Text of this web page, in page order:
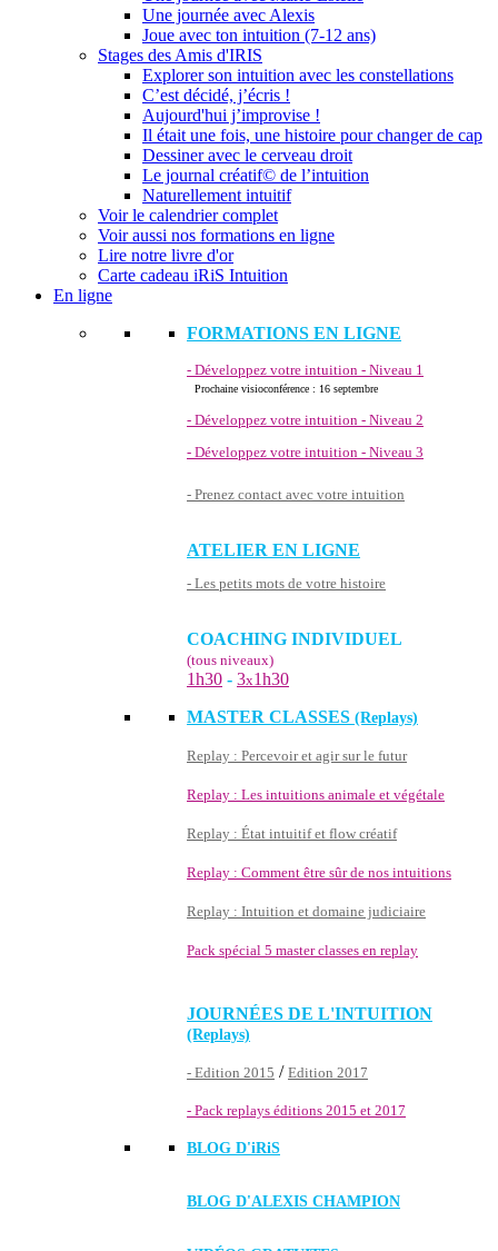
Une journée avec Alexis
Joue avec ton intuition (7-12 ans)
Stages des Amis d'IRIS
Explorer son intuition avec les constellations
C’est décidé, j’écris !
Aujourd'hui j’improvise !
Il était une fois, une histoire pour changer de cap
Dessiner avec le cerveau droit
Le journal créatif© de l’intuition
Naturellement intuitif
Voir le calendrier complet
Voir aussi nos formations en ligne
Lire notre livre d'or
Carte cadeau iRiS Intuition
En ligne
FORMATIONS EN LIGNE
- Développez votre intuition - Niveau 1
Prochaine visioconférence : 16 septembre
- Développez votre intuition - Niveau 2
- Développez votre intuition - Niveau 3
- Prenez contact avec votre intuition
ATELIER EN LIGNE
- Les petits mots de votre histoire
COACHING INDIVIDUEL
(tous niveaux)
1h30 - 3x1h30
MASTER CLASSES (Replays)
Replay : Percevoir et agir sur le futur
Replay : Les intuitions animale et végétale
Replay : État intuitif et flow créatif
Replay : Comment être sûr de nos intuitions
Replay : Intuition et domaine judiciaire
Pack spécial 5 master classes en replay
JOURNÉES DE L'INTUITION
(Replays)
- Edition 2015 / Edition 2017
- Pack replays éditions 2015 et 2017
BLOG D'iRiS
BLOG D'ALEXIS CHAMPION